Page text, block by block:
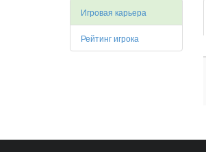
Игровая карьера
Рейтинг игрока